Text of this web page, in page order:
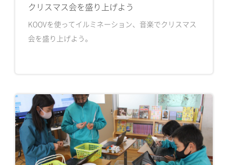
クリスマス会を盛り上げよう
KOOVを使ってイルミネーション、音楽でクリスマス
会を盛り上げよう。